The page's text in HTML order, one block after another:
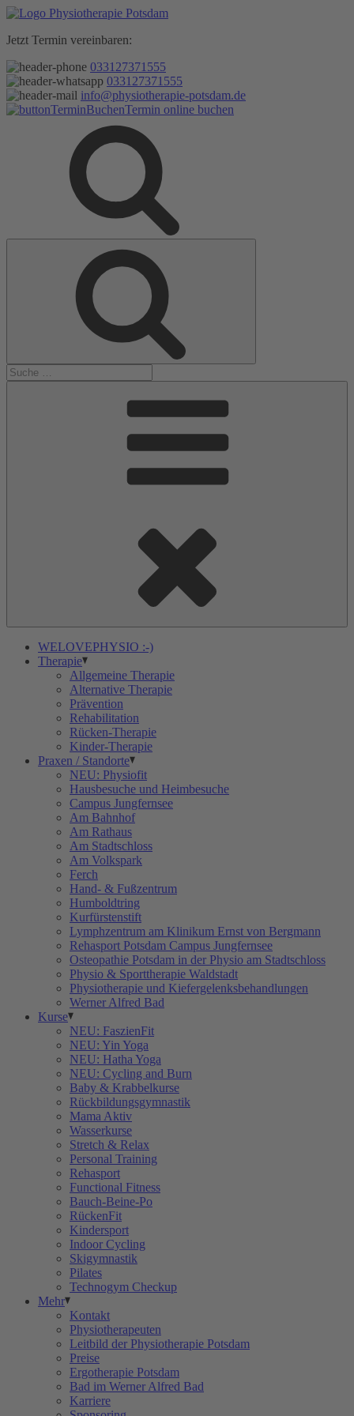
Zum
springen
Jetzt Termin vereinbaren:
033127371555
033127371555
info@physiotherapie-potsdam.de
Termin online buchen
WELOVEPHYSIO :-)
Therapie
Allgemeine Therapie
Alternative Therapie
Prävention
Rehabilitation
Rücken-Therapie
Kinder-Therapie
Praxen / Standorte
NEU: Physiofit
Hausbesuche und Heimbesuche
Campus Jungfernsee
Am Bahnhof
Am Rathaus
Am Stadtschloss
Am Volkspark
Ferch
Hand- & Fußzentrum
Humboldtring
Kurfürstenstift
Lymphzentrum am Klinikum Ernst von Bergmann
Rehasport Potsdam Campus Jungfernsee
Osteopathie Potsdam in der Physio am Stadtschloss
Physio & Sporttherapie Waldstadt
Physiotherapie und Kiefergelenksbehandlungen
Werner Alfred Bad
Kurse
NEU: FaszienFit
NEU: Yin Yoga
NEU: Hatha Yoga
NEU: Cycling and Burn
Baby & Krabbelkurse
Rückbildungsgymnastik
Mama Aktiv
Wasserkurse
Stretch & Relax
Personal Training
Rehasport
Functional Fitness
Bauch-Beine-Po
RückenFit
Kindersport
Indoor Cycling
Skigymnastik
Pilates
Technogym Checkup
Mehr
Kontakt
Physiotherapeuten
Leitbild der Physiotherapie Potsdam
Preise
Ergotherapie Potsdam
Bad im Werner Alfred Bad
Karriere